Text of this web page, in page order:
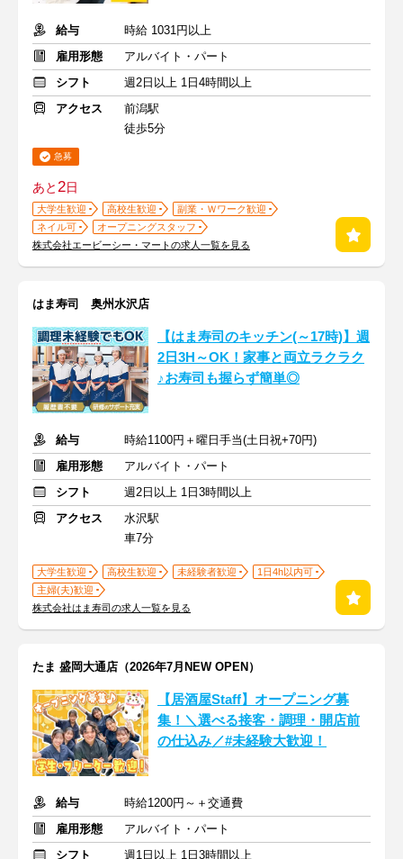
給与
時給 1031円以上
雇用形態
アルバイト・パート
シフト
週2日以上 1日4時間以上
アクセス
前潟駅
徒歩5分
急募
あと2日
大学生歓迎 高校生歓迎
副業・Ｗワーク歓迎
ネイル可
オープニングスタッフ
株式会社エービーシー・マートの求人一覧を見る
はま寿司 奥州水沢店
【はま寿司のキッチン(～17時)】週
2日3H～OK！家事と両立ラクラク
♪お寿司も握らず簡単◎
給与
時給1100円＋曜日手当(土日祝+70円)
雇用形態
アルバイト・パート
シフト
週2日以上 1日3時間以上
アクセス
水沢駅
車7分
大学生歓迎 高校生歓迎 未経験者歓迎
1日4h以内可
主婦(夫)歓迎
株式会社はま寿司の求人一覧を見る
たま 盛岡大通店（2026年7月NEW OPEN）
【居酒屋Staff】オープニング募
集！＼選べる接客・調理・開店前
の仕込み／#未経験大歓迎！
給与
時給1200円～＋交通費
雇用形態
アルバイト・パート
シフト
週1日以上 1日3時間以上